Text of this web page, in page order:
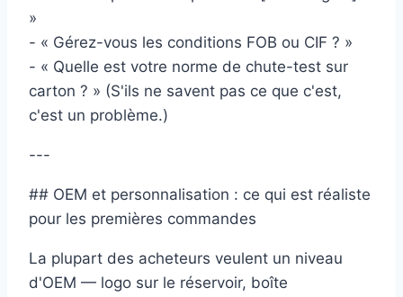
»
- « Gérez-vous les conditions FOB ou CIF ? »
- « Quelle est votre norme de chute-test sur
carton ? » (S'ils ne savent pas ce que c'est,
c'est un problème.)
---
## OEM et personnalisation : ce qui est réaliste
pour les premières commandes
La plupart des acheteurs veulent un niveau
d'OEM — logo sur le réservoir, boîte